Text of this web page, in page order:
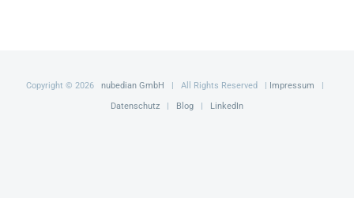
Copyright © 2026 nubedian GmbH | All Rights Reserved | Impressum |
Datenschutz | Blog | LinkedIn